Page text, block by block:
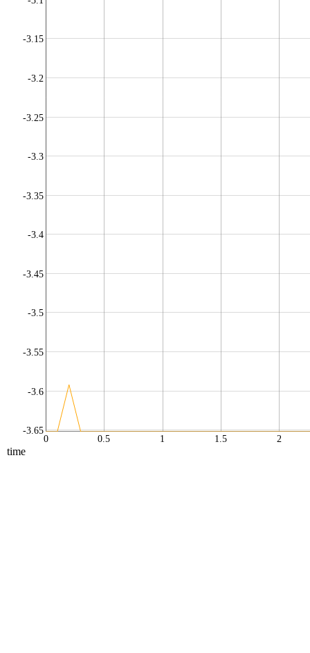
time
-3.65
-3.6
-3.55
-3.5
-3.45
-3.4
-3.35
-3.3
-3.25
-3.2
-3.15
0 0.5 1 1.5 2